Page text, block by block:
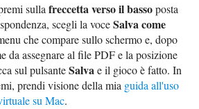
sullafreccetta verso il bassoposta
scegli la voceSalva come
che compare sullo schermo e, dopo
da assegnare al file PDF e la posizione
sul pulsanteSalvae il gioco è fatto. In
prendi visione della mia guida all'uso
su Mac.